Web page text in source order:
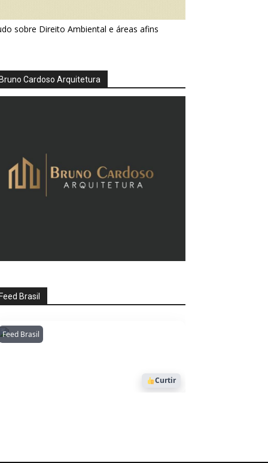
sobre Direito Ambiental e áreas afins
Cardoso Arquitetura
Brasil
Feed BrasilAmazonianarede
1053
Curtir